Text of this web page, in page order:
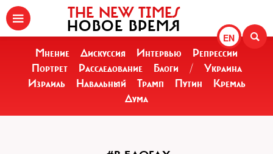
EN
THE NEW TIMES
НОВОЕ ВРЕМЯ
Мнение Дискуссия Интервью
Репрессии
Портрет
Расследование Блоги /
Украина
Израиль
Навальный Трамп Путин
Кремль
Дума